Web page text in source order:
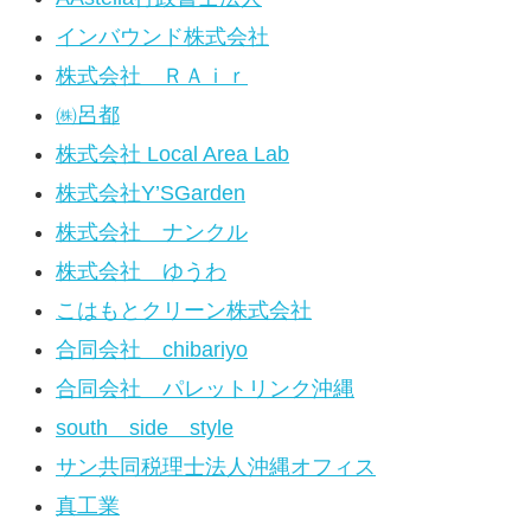
インバウンド株式会社
株式会社 ＲＡｉｒ
㈱呂都
株式会社 Local Area Lab
株式会社Y’SGarden
株式会社 ナンクル
株式会社 ゆうわ
こはもとクリーン株式会社
合同会社 chibariyo
合同会社 パレットリンク沖縄
south side style
サン共同税理士法人沖縄オフィス
真工業